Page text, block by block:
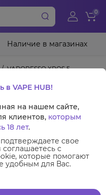
0
VAPORESSO XROS 5
Наличие в магазинах
в VAPE HUB!
на нашем сайте,
клиентов, которым
18 лет.
свое
с
которые помогают
удобным для Вас.